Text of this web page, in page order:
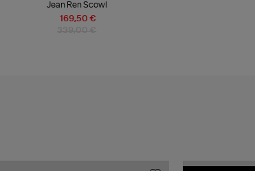
169,50 €
Jean Ren Scowl